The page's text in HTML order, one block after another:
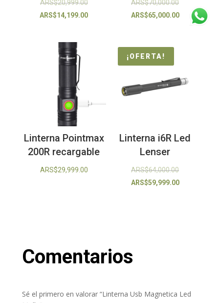
ARS$20,999.00El
precio
ARS$20,999.00.
ARS$14,199.00El
ARS$14,199.00.
ARS$70,000.00El
precio
ARS$65,000.00El
Linterna Pointmax
200R recargable
ARS$29,999.00
¡OFERTA!
Linterna i6R Led
Lenser
ARS$64,000.00El
precio
ARS$59,999.00El
Comentarios
Sé el primero en valorar “Linterna Usb Magnetica Led